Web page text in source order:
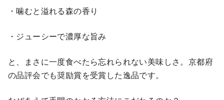
・噛むと溢れる森の香り
・ジューシーで濃厚な旨み
と、まさに一度食べたら忘れられない美味しさ。京都府
の品評会でも奨励賞を受賞した逸品です。